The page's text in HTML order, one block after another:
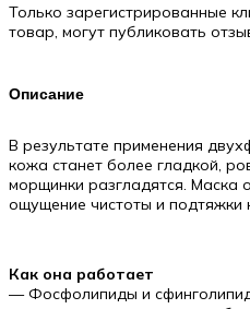
Только зарегистрированные
товар, могут публиковать
Описание
В результате применения
кожа станет более гладкой,
морщинки разгладятся. Маска
ощущение чистоты и подтяжки
Как она работает
— Фосфолипиды и